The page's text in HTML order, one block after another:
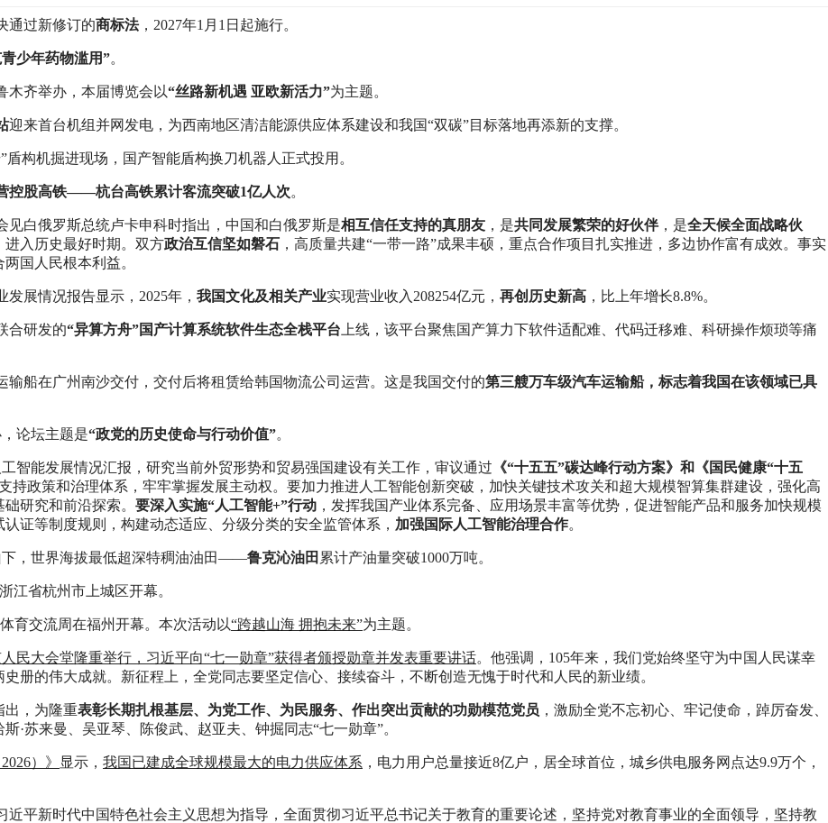
通过新修订的商标法，2027年1月1日起施行。
少年药物滥用”。
木齐举办，本届博览会以“丝路新机遇 亚欧新活力”为主题。
迎来首台机组并网发电，为西南地区清洁能源供应体系建设和我国“双碳”目标落地再添新的支撑。
构机掘进现场，国产智能盾构换刀机器人正式投用。
控股高铁——杭台高铁累计客流突破1亿人次。
见白俄罗斯总统卢卡申科时指出，中国和白俄罗斯是相互信任支持的真朋友 ，是共同发展繁荣的好伙伴，是全天候全面战略伙
入历史最好时期。双方政治互信坚如磐石 ，高质量共建“一带一路”成果丰硕，重点合作项目扎实推进，多边协作富有成效。事实
国人民根本利益。
展情况报告显示，2025年， 我国文化及相关产业实现营业收入208254亿元， 再创历史新高 ，比上年增长8.8%。
合研发的“异算方舟”国产计算系统软件生态全栈平台 上线，该平台聚焦国产算力下软件适配难、代码迁移难、科研操作烦琐等痛
输船在广州南沙交付，交付后将租赁给韩国物流公司运营。这是我国交付的第三艘万车级汽车运输船，标志着我国在该领域已具
论坛主题是“政党的历史使命与行动价值”。
智能发展情况汇报，研究当前外贸形势和贸易强国建设有关工作，审议通过 《“十五五”碳达峰行动方案》和《国民健康“十五
持政策和治理体系，牢牢掌握发展主动权。要加力推进人工智能创新突破，加快关键技术攻关和超大规模智算集群建设，强化高
研究和前沿探索。 要深入实施“人工智能+”行动 ，发挥我国产业体系完备、应用场景丰富等优势，促进智能产品和服务加快规模
证等制度规则，构建动态适应、分级分类的安全监管体系， 加强国际人工智能治理合作。
下，世界海拔最低超深特稠油油田——鲁克沁油田 累计产油量突破1000万吨。
江省杭州市上城区开幕。
育交流周在福州开幕。本次活动以“跨越山海 拥抱未来”为主题。
民大会堂隆重举行，习近平向“七一勋章”获得者颁授勋章并发表重要讲话。他强调，105年来，我们党始终坚守为中国人民谋幸
册的伟大成就。新征程上，全党同志要坚定信心、接续奋斗，不断创造无愧于时代和人民的新业绩。
出，为隆重表彰长期扎根基层、为党工作、为民服务、作出突出贡献的功勋模范党员 ，激励全党不忘初心、牢记使命，踔厉奋发、
·苏来曼、吴亚琴、陈俊武、赵亚夫、钟掘同志“七一勋章”。
）》 显示， 我国已建成全球规模最大的电力供应体系 ，电力用户总量接近8亿户，居全球首位，城乡供电服务网点达9.9万个，
近平新时代中国特色社会主义思想为指导，全面贯彻习近平总书记关于教育的重要论述，坚持党对教育事业的全面领导，坚持教